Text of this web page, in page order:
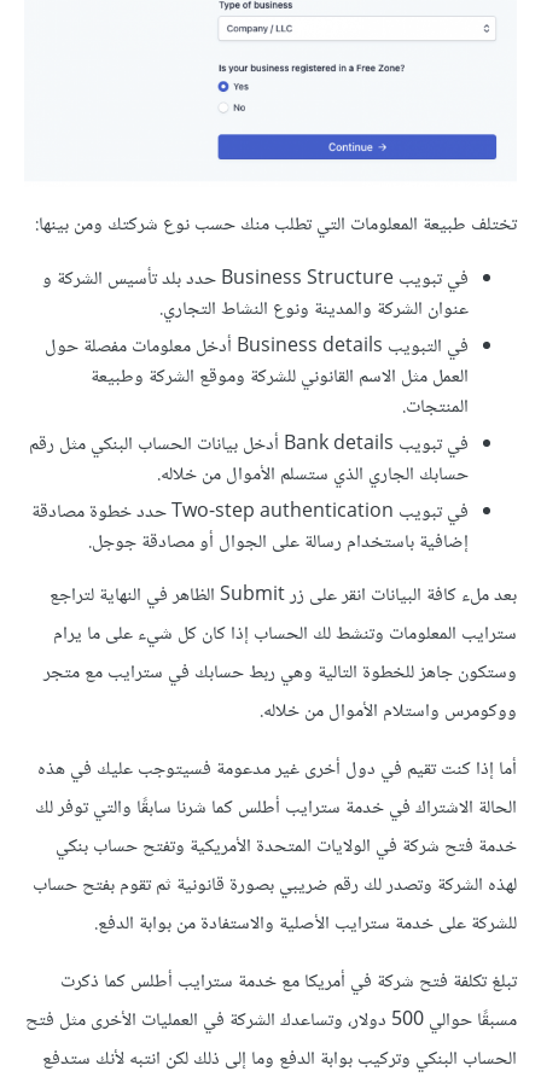
تختلف طبيعة المعلومات التي تطلب منك حسب نوع شركتك ومن بينها:
في تبويب Business Structure حدد بلد تأسيس الشركة و
عنوان الشركة والمدينة ونوع النشاط التجاري.
في التبويب Business details أدخل معلومات مفصلة حول
العمل مثل الاسم القانوني للشركة وموقع الشركة وطبيعة
المنتجات.
في تبويب Bank details أدخل بيانات الحساب البنكي مثل رقم
حسابك الجاري الذي ستسلم الأموال من خلاله.
في تبويب Two-step authentication حدد خطوة مصادقة
إضافية باستخدام رسالة على الجوال أو مصادقة جوجل.
بعد ملء كافة البيانات انقر على زر Submit الظاهر في النهاية لتراجع
سترايب المعلومات وتنشط لك الحساب إذا كان كل شيء على ما يرام
وستكون جاهز للخطوة التالية وهي ربط حسابك في سترايب مع متجر
ووكومرس واستلام الأموال من خلاله.
أما إذا كنت تقيم في دول أخرى غير مدعومة فسيتوجب عليك في هذه
الحالة الاشتراك في خدمة سترايب أطلس كما شرنا سابقًا والتي توفر لك
خدمة فتح شركة في الولايات المتحدة الأمريكية وتفتح حساب بنكي
لهذه الشركة وتصدر لك رقم ضريبي بصورة قانونية ثم تقوم بفتح حساب
للشركة على خدمة سترايب الأصلية والاستفادة من بوابة الدفع.
تبلغ تكلفة فتح شركة في أمريكا مع خدمة سترايب أطلس كما ذكرت
مسبقًا حوالي 500 دولار، وتساعدك الشركة في العمليات الأخرى مثل فتح
الحساب البنكي وتركيب بوابة الدفع وما إلى ذلك لكن انتبه لأنك ستدفع